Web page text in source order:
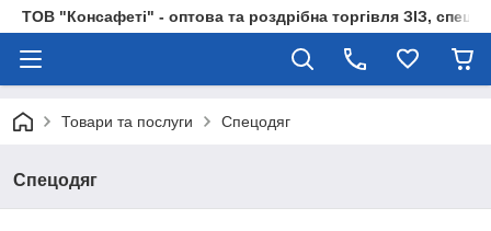
ТОВ "Консафеті" - оптова та роздрібна торгівля ЗІЗ,
Товари та послуги Спецодяг
Спецодяг